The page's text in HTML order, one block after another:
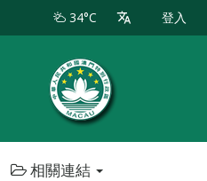
34°C 登入
相關連結